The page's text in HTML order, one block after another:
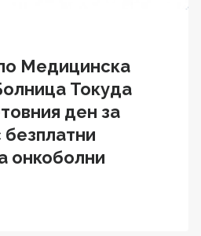
Медицинска
Токуда
ден за
онкоболни